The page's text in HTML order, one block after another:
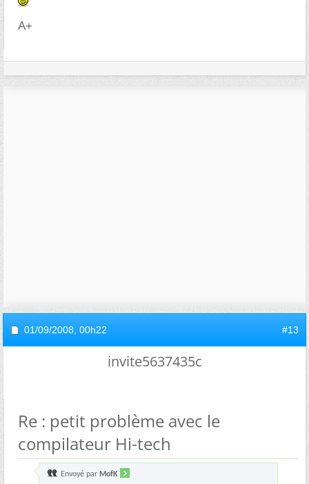
A+
01/09/2008, 00h22 #13
invite5637435c
Re : petit problème avec le
compilateur Hi-tech
Envoyé par MofK